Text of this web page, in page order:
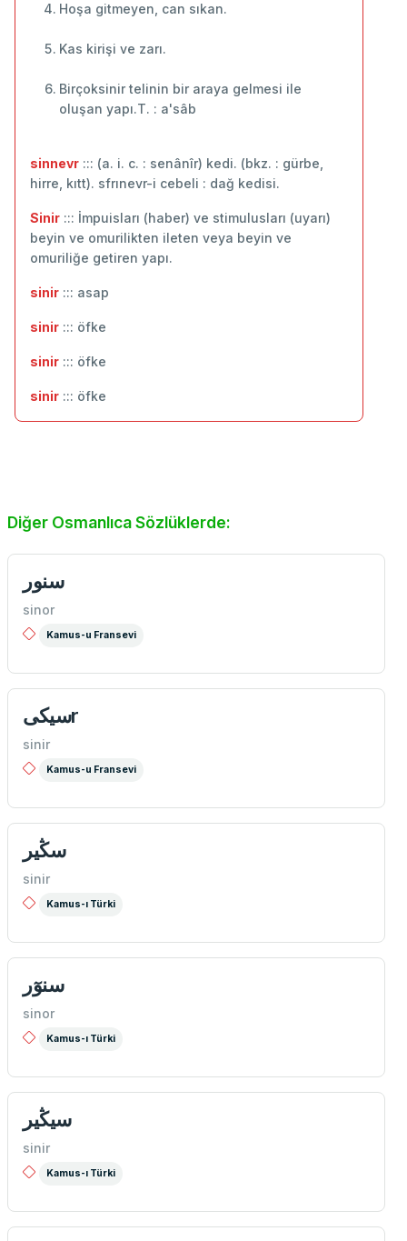
Hoşa gitmeyen, can sıkan.
Kas kirişi ve zarı.
Birçoksinir telinin bir araya gelmesi ile
oluşan yapı.T. : a'sâb
sinnevr ::: (a. i. c. : senânîr) kedi. (bkz. : gürbe,
hirre, kıtt). sfrınevr-i cebeli : dağ kedisi.
Sinir ::: İmpuisları (haber) ve stimulusları (uyarı)
beyin ve omurilikten ileten veya beyin ve
omuriliğe getiren yapı.
sinir ::: asap
sinir ::: öfke
sinir ::: öfke
sinir ::: öfke
Diğer Osmanlıca Sözlüklerde:
سنور
sinor
Kamus-u Fransevi
سیكیr
sinir
Kamus-u Fransevi
سڭیر
sinir
Kamus-ı Türki
سنوٓر
sinor
Kamus-ı Türki
سيڭير
sinir
Kamus-ı Türki